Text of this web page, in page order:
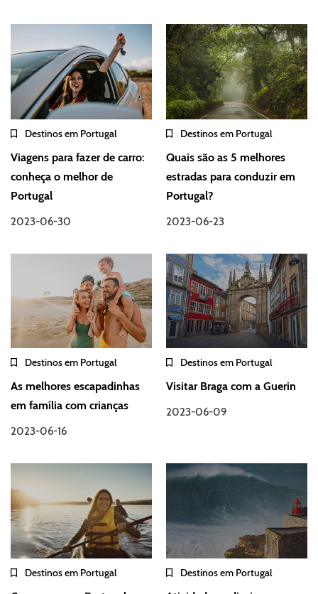
Destinos em Portugal
Viagens para fazer de carro:
conheça o melhor de
Portugal
2023-06-30
Destinos em Portugal
Quais são as 5 melhores
estradas para conduzir em
Portugal?
2023-06-23
Destinos em Portugal
As melhores escapadinhas
em família com crianças
2023-06-16
Destinos em Portugal
Visitar Braga com a Guerin
2023-06-09
Destinos em Portugal Destinos em Portugal